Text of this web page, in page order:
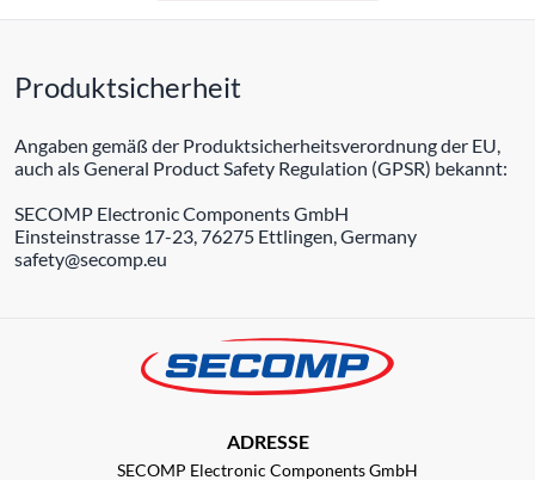
Produktsicherheit
Angaben gemäß der Produktsicherheitsverordnung der EU,
auch als General Product Safety Regulation (GPSR) bekannt:
SECOMP Electronic Components GmbH
Einsteinstrasse 17-23, 76275 Ettlingen, Germany
safety@secomp.eu
ADRESSE
SECOMP Electronic Components GmbH